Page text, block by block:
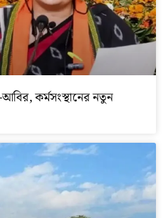
কর্মসংস্থানের নতুন